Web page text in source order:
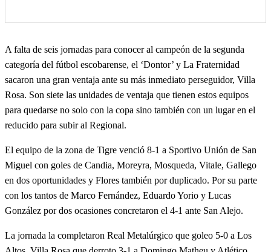
A falta de seis jornadas para conocer al campeón de la segunda
categoría del fútbol escobarense, el ‘Dontor’ y La Fraternidad
sacaron una gran ventaja ante su más inmediato perseguidor, Villa
Rosa. Son siete las unidades de ventaja que tienen estos equipos
para quedarse no solo con la copa sino también con un lugar en el
reducido para subir al Regional.
El equipo de la zona de Tigre venció 8-1 a Sportivo Unión de San
Miguel con goles de Candia, Moreyra, Mosqueda, Vitale, Gallego
en dos oportunidades y Flores también por duplicado. Por su parte
con los tantos de Marco Fernández, Eduardo Yorio y Lucas
González por dos ocasiones concretaron el 4-1 ante San Alejo.
La jornada la completaron Real Metalúrgico que goleo 5-0 a Los